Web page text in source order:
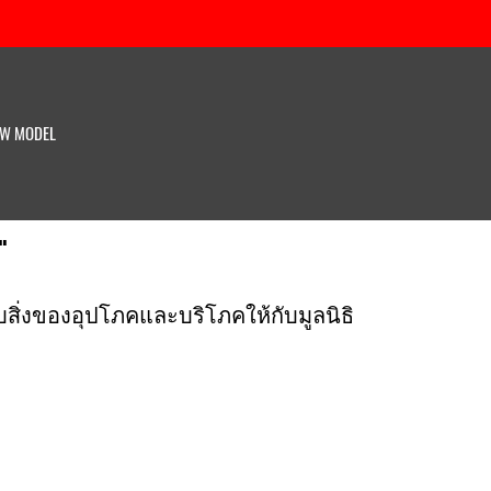
MODEL
สิ่งของอุปโภคและบริโภคให้กับมูลนิธิ